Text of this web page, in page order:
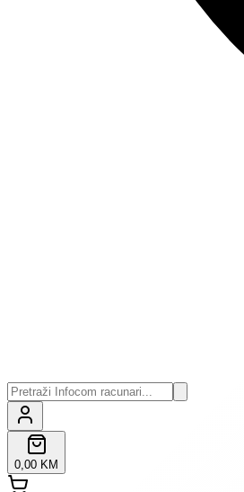
0,00 KM